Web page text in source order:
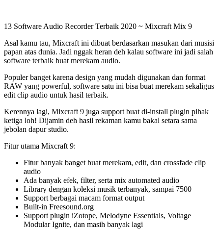
13 Software Audio Recorder Terbaik 2020 ~ Mixcraft Mix 9
Asal kamu tau, Mixcraft ini dibuat berdasarkan masukan dari musisi
papan atas dunia. Jadi nggak heran deh kalau software ini jadi salah
software terbaik buat merekam audio.
Populer banget karena design yang mudah digunakan dan format
RAW yang powerful, software satu ini bisa buat merekam sekaligus
edit clip audio untuk hasil terbaik.
Kerennya lagi, Mixcraft 9 juga support buat di-install plugin pihak
ketiga loh! Dijamin deh hasil rekaman kamu bakal setara sama
jebolan dapur studio.
Fitur utama Mixcraft 9:
Fitur banyak banget buat merekam, edit, dan crossfade clip
audio
Ada banyak efek, filter, serta mix automated audio
Library dengan koleksi musik terbanyak, sampai 7500
Support berbagai macam format output
Built-in Freesound.org
Support plugin iZotope, Melodyne Essentials, Voltage
Modular Ignite, dan masih banyak lagi